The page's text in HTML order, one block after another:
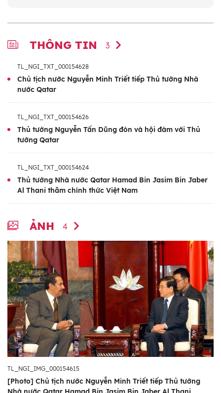
THÔNG TIN 3
TL_NGI_TXT_000154628
Chủ tịch nước Nguyễn Minh Triết tiếp Thủ tướng Nhà
nước Qatar
TL_NGI_TXT_000154626
Thủ tướng Nguyễn Tấn Dũng đón và hội đàm với Thủ
tướng Qatar
TL_NGI_TXT_000154624
Thủ tướng Nhà nước Qatar Hamad Bin Jasim Bin Jaber
Al Thani thăm chính thức Việt Nam
ẢNH 4
TL_NGI_IMG_000154615
[Photo] Chủ tịch nước Nguyễn Minh Triết tiếp Thủ tướng